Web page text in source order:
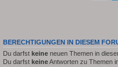
BERECHTIGUNGEN IN DIESEM
Du darfst keine neuen Themen in
Du darfst keineAntworten zu Themen